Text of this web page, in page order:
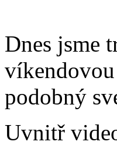
Dnes jsme
podobný
Uvnitř